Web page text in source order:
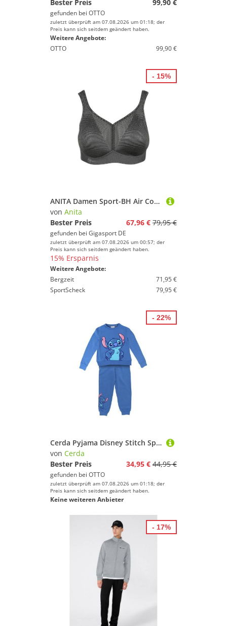
Bester Preis 99,90 €
gefunden bei OTTO
zuletzt überprüft am 07.08.2026 um 01:18; der
Preis kann sich seitdem geändert haben.
Weitere Angebote:
OTTO
99,90 €
ANITA Damen Sport-BH Air Control Delta Pad High Support grau | 75D
von Anita
Bester Preis
67,96 € 79,95 €
gefunden bei Gigasport DE
zuletzt überprüft am 07.08.2026 um 00:57; der
Preis kann sich seitdem geändert haben.
15% Ersparnis
Weitere Angebote:
Bergzeit
71,95 €
SportScheck
79,95 €
- 15%
Cerda Pyjama Disney Stitch Sportanzug Mädchen Baumwollmix warm bequem Alltag
von Cerda
Bester Preis
34,95 € 44,95 €
gefunden bei OTTO
zuletzt überprüft am 07.08.2026 um 01:18; der
Preis kann sich seitdem geändert haben.
Keine weiteren Anbieter
- 22%
- 17%